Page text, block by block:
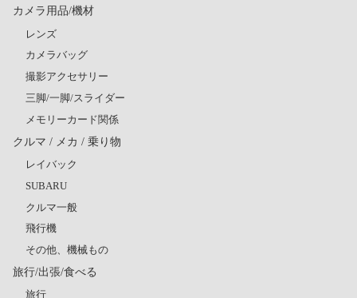
カメラ用品/機材
レンズ
カメラバッグ
撮影アクセサリー
三脚/一脚/スライダー
メモリーカード関係
クルマ / メカ / 乗り物
レイバック
SUBARU
クルマ一般
飛行機
その他、機械もの
旅行/出張/食べる
旅行